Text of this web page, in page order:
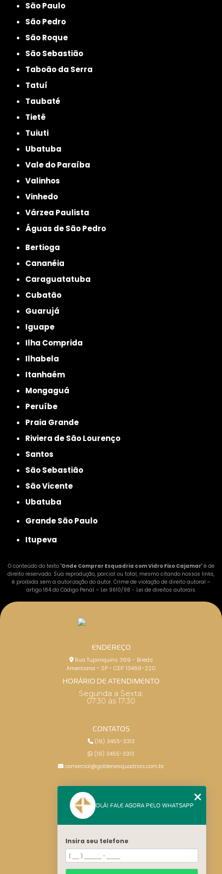
São Paulo
São Pedro
São Roque
São Sebastião
Taboão da Serra
Tatuí
Taubaté
Tietê
Tuiuti
Ubatuba
Vale do Paraíba
Valinhos
Vinhedo
Várzea Paulista
Águas de São Pedro
Bertioga
Cananéia
Caraguatatuba
Cubatão
Guarujá
Iguape
Ilha Comprida
Ilhabela
Itanhaém
Mongaguá
Peruíbe
Praia Grande
Riviera de São Lourenço
Santos
São Sebastião
São Vicente
Ubatuba
Grande São Paulo
Itupeva
O conteúdo do texto "Onde Comprar Esquadria com Vidro Fixo Cajamar" é de
direito reservado. Sua reprodução, parcial ou total, mesmo citando nossos links,
é proibida sem a autorização do autor. Crime de violação de direito autoral –
artigo 184 do Código Penal – Lei 9610/98 - Lei de direitos autorais.
ENDEREÇO
Rua Tupiniquins 369 - Brieds
Americana - SP - CEP: 13466-220
HORÁRIO DE ATENDIMENTO
Segunda a Sexta:
07:30 às 17:30
CONTATOS
(19) 3455-3313
(19) 3455-3313
comercial@goldenesquadrias.com.br
HOME
CATEGORIAS
OLÁ! FALE AGORA PELO WHATSAPP
Insira seu telefone